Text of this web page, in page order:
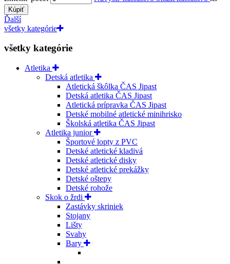
Kúpiť
Ďalší
všetky kategórie
všetky kategórie
Atletika
Detská atletika
Atletická škôlka ČAS Jipast
Detská atletika ČAS Jipast
Atletická prípravka ČAS Jipast
Detské mobilné atletické minihrisko
Školská atletika ČAS Jipast
Atletika junior
Športové lopty z PVC
Detské atletické kladivá
Detské atletické disky
Detské atletické prekážky
Detské oštepy
Detské rohože
Skok o žrdi
Zastávky skriniek
Stojany
Lišty
Svahy
Bary